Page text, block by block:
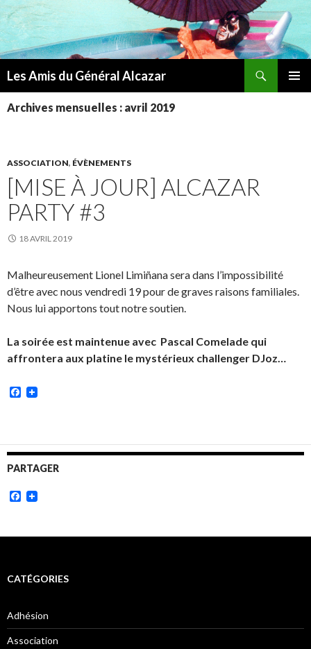
Les Amis du Général Alcazar
AU
Archives mensuelles : avril 2019
ASSOCIATION, ÉVÈNEMENTS
[MISE À JOUR] ALCAZAR
PARTY #3
18 AVRIL 2019
Malheureusement Lionel Limiñana sera dans l’impossibilité
d’être avec nous vendredi 19 pour de graves raisons familiales.
Nous lui apportons tout notre soutien.
La soirée est maintenue avec Pascal Comelade qui
affrontera aux platine le mystérieux challenger DJoz…
Facebook
PARTAGER
Facebook
CATÉGORIES
Adhésion
Association